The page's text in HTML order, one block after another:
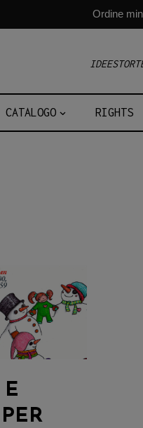
Ordine
CATALOGO RIGHTS
E